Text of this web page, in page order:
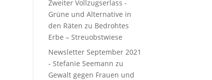
Zweiter Vollzugserlass -
Grüne und Alternative in
den Räten zu Bedrohtes
Erbe – Streuobstwiese
Newsletter September 2021
- Stefanie Seemann zu
Gewalt gegen Frauen und